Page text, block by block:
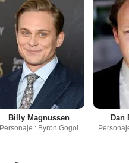
Billy Magnussen
Personaje : Byron Gogol
Dan